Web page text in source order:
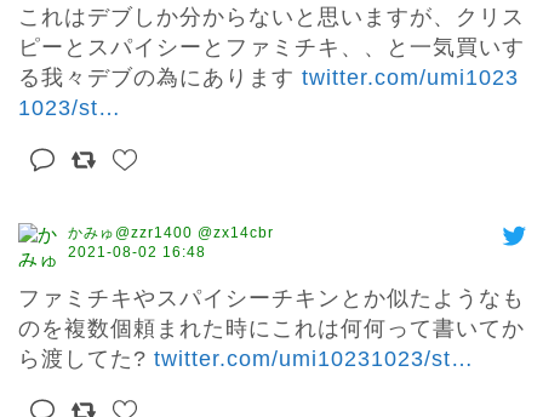
これはデブしか分からないと思いますが、クリス
ピーとスパイシーとファミチキ、、と一気買いす
る我々デブの為にあります twitter.com/umi1023
1023/st…
かみゅ@zzr1400 @zx14cbr
2021-08-02 16:48
ファミチキやスパイシーチキンとか似たようなも
のを複数個頼まれた時にこれは何何って書いてか
ら渡してた? twitter.com/umi10231023/st…